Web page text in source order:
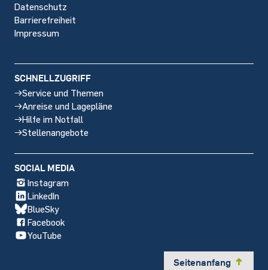
Datenschutz
Barrierefreiheit
Impressum
SCHNELLZUGRIFF
Service und Themen
Anreise und Lagepläne
Hilfe im Notfall
Stellenangebote
SOCIAL MEDIA
Instagram
LinkedIn
BlueSky
Facebook
YouTube
Seitenanfang y